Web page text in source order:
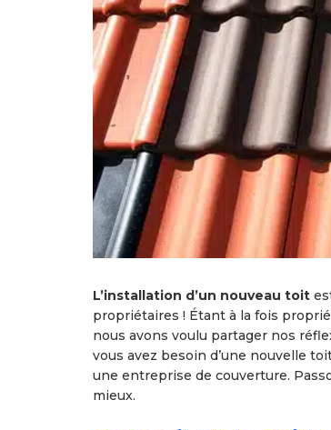
L’installation d’un nouveau toit
propriétaires ! Étant à la fois
nous avons voulu partager nos
vous avez besoin d’une nouvelle
une entreprise de couverture.
mieux.